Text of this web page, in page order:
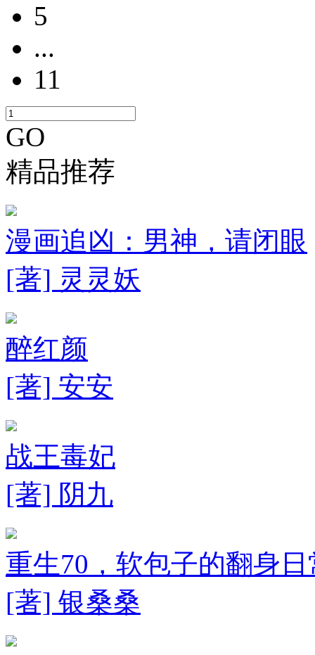
5
...
11
GO
精品推荐
漫画追凶：男神，请闭眼
[著] 灵灵妖
醉红颜
[著] 安安
战王毒妃
[著] 阴九
重生70，软包子的翻身日
[著] 银桑桑